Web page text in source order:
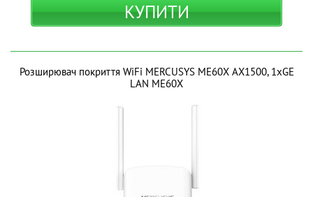
КУПИТИ
Розширювач покриття WiFi MERCUSYS ME60X AX1500, 1хGE
LAN ME60X